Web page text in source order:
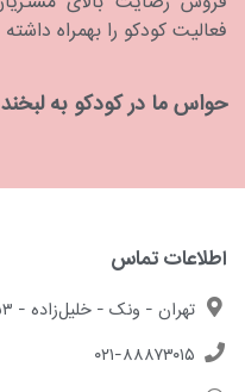
فعالیت کودکو را بهمراه
حواس ما در كودكو به
اطلاعات تماس
تهران - ونک - خلیل‌زاده - ۵۳
۰۲۱-۸۸۸۷۳۰۱۵